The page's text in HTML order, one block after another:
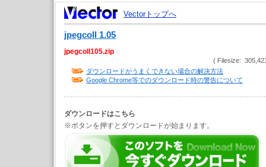
Vectorトップへ
jpegcoll 1.05
jpegcoll105.zip
( Filesize:
ダウンロードがうまくできない場合の解決方法
Google Chrome等でのダウンロード時の警告について
ダウンロードはこちら
※ボタンを押すとダウンロードが始まります。